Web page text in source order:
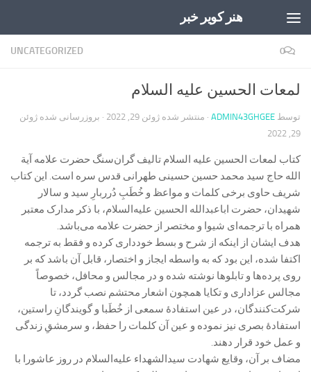
هنر کویر خبر
UNCATEGORIZED 0
لمعات الحسین علیه السلام
توسط ADMIN43GHGEE · منتشر شده ژوئن 29, 2022 · بروزرسانی شده ژوئن
29, 2022
کتاب لمعات الحسین علیه السلام تالیف گران‌سنگ حضرت علامه آیة
الله حاج سید محمد حسین حسینی طهرانی قدس سره است. این کتاب
شریف حاوی برخی کلمات و مواعظ و خُطَبِ دُرربارِ سید و سالار
شهیدان، حضرت اباعبدالله الحسین علیه‌السلام، با ذکر مدارک معتبر
همراه با ترجمه‌ای شیوا و مختصر از حضرت علامه می‌باشد.
هدف ایشان از اینکه از شرح و بسط خودداری کرده و فقط به ترجمه
اکتفا شده، این بود كه به واسطه ايجاز و اختصار، قابل آن باشد كه بر
روى پرده‏‌ها و تابلوها نوشته شده و در مجالس و محافل، خصوصاً
مجالس عزاداری و تکایا همچون اشعار محتشم نصب گردد، تا
شرکت‌کنندگان، در عین استفادۀ سمعی از خُطَبا و گویندگانِ راستین،
استفادۀ بصری نیز نموده و عین آن کلمات را حفظ، و سرمشقِ زندگی
و عمل خود قرار دهند.
مضاف بر آن، وقایع شهادت سیدالشهداء علیه‌السلام در روز عاشورا با